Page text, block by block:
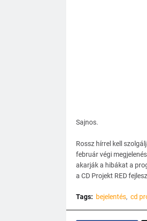
Sajnos.
Rossz hírrel kell
február végi
akarják a hibákat a
a CD Projekt RED
Tags: bejelentés cd